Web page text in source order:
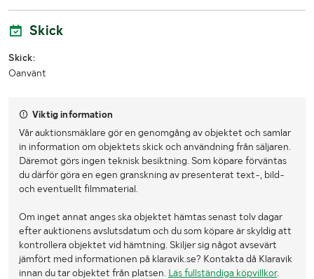
Skick
Skick:
Oanvänt
Viktig information
Vår auktionsmäklare gör en genomgång av objektet och samlar
in information om objektets skick och användning från säljaren.
Däremot görs ingen teknisk besiktning. Som köpare förväntas
du därför göra en egen granskning av presenterat text-, bild-
och eventuellt filmmaterial.
Om inget annat anges ska objektet hämtas senast tolv dagar
efter auktionens avslutsdatum och du som köpare är skyldig att
kontrollera objektet vid hämtning. Skiljer sig något avsevärt
jämfört med informationen på klaravik.se? Kontakta då Klaravik
innan du tar objektet från platsen. Läs fullständiga köpvillkor.